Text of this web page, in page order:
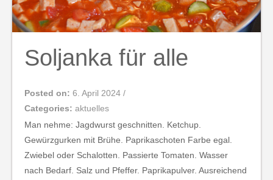
Soljanka für alle
Posted on: 6. April 2024 /
Categories: aktuelles
Man nehme: Jagdwurst geschnitten. Ketchup.
Gewürzgurken mit Brühe. Paprikaschoten Farbe egal.
Zwiebel oder Schalotten. Passierte Tomaten. Wasser
nach Bedarf. Salz und Pfeffer. Paprikapulver. Ausreichend